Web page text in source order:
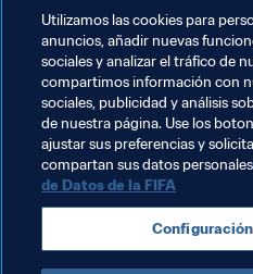
de septiembre, tras la
fichajes respectivo.
Para descargar el informe
visite legal.fifa.com.
Temas relacionados
Sistema de traspasos
Utilizamos las cookies para
anuncios, añadir nuevas
sociales y analizar el tráfico de
compartimos información con
sociales, publicidad y análisis
de nuestra página. Use los
ajustar sus preferencias y
compartan sus datos
de Datos de la FIFA